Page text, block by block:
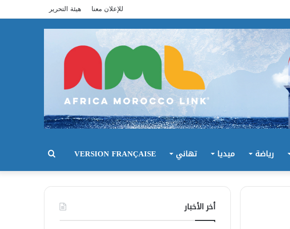
للإعلان معنا هيئة التحرير
رياضة ميديا تهاني VERSION FRANÇAISE بحث
أخر الأخبار